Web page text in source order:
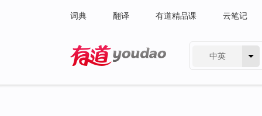
词典 翻译 有道精品课 云笔记
中英